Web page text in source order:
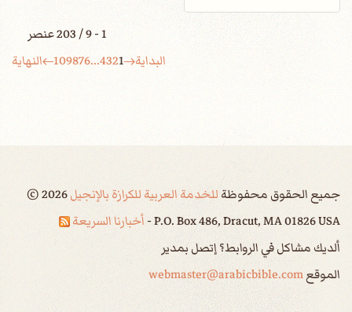
1 - 9 / 203 عنصر
البداية
1
2
3
4
...
6
7
8
9
10 النهاية
جميع الحقوق محفوظةللخدمة العربية للكرازة بالإنجيل ©2026
P.O. Box 486, Dracut, MA 01826 USA - أخبارنا السريعة
ألديك مشاكل في الروابط؟ إتصل بمدير
الموقعwebmaster@arabicbible.com